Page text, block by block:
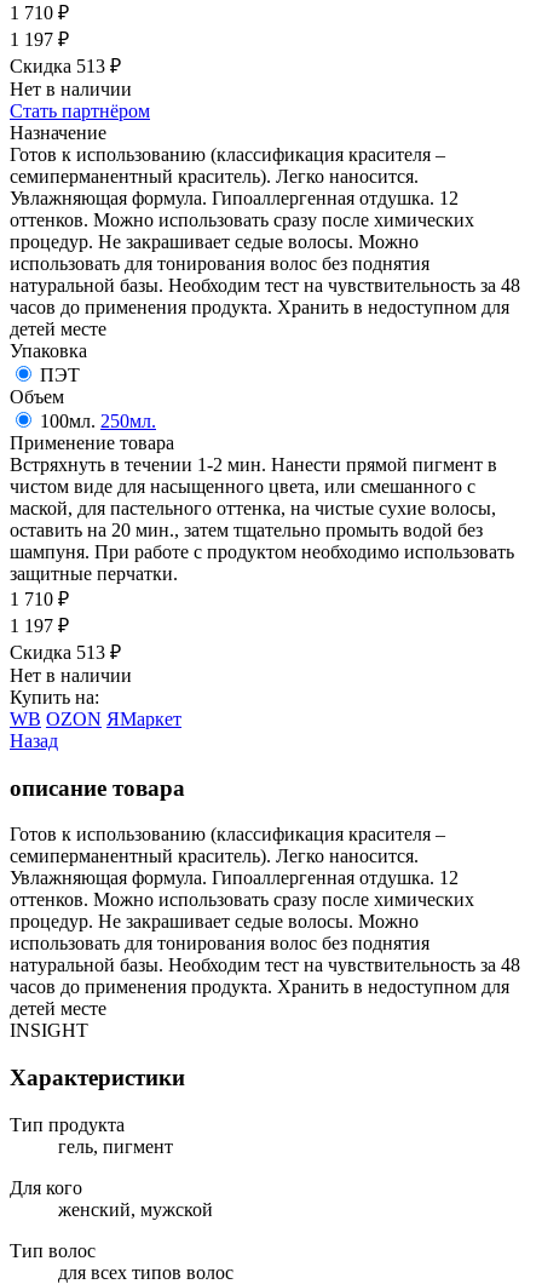
1 710 ₽
1 197 ₽
Скидка 513 ₽
Нет в наличии
Стать партнёром
Назначение
Готов к использованию (классификация красителя –
семиперманентный краситель). Легко наносится.
Увлажняющая формула. Гипоаллергенная отдушка. 12
оттенков. Можно использовать сразу после химических
процедур. Не закрашивает седые волосы. Можно
использовать для тонирования волос без поднятия
натуральной базы. Необходим тест на чувствительность за 48
часов до применения продукта. Хранить в недоступном для
детей месте
Упаковка
ПЭТ
Объем
100мл. 250мл.
Применение товара
Встряхнуть в течении 1-2 мин. Нанести прямой пигмент в
чистом виде для насыщенного цвета, или смешанного с
маской, для пастельного оттенка, на чистые сухие волосы,
оставить на 20 мин., затем тщательно промыть водой без
шампуня. При работе с продуктом необходимо использовать
защитные перчатки.
1 710 ₽
1 197 ₽
Скидка 513 ₽
Нет в наличии
Купить на:
WB OZON ЯМаркет
Назад
описание товара
Готов к использованию (классификация красителя –
семиперманентный краситель). Легко наносится.
Увлажняющая формула. Гипоаллергенная отдушка. 12
оттенков. Можно использовать сразу после химических
процедур. Не закрашивает седые волосы. Можно
использовать для тонирования волос без поднятия
натуральной базы. Необходим тест на чувствительность за 48
часов до применения продукта. Хранить в недоступном для
детей месте
INSIGHT
Характеристики
Тип продукта
гель, пигмент
Для кого
женский, мужской
Тип волос
для всех типов волос